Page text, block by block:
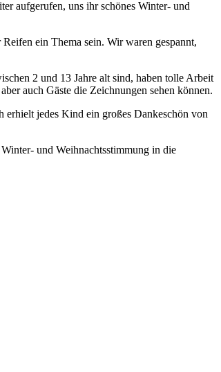
aufgerufen, uns ihr schönes Winter- und
ein Thema sein. Wir waren gespannt,
2 und 13 Jahre alt sind, haben tolle Arbeit
auch Gäste die Zeichnungen sehen können.
jedes Kind ein großes Dankeschön von
und Weihnachtsstimmung in die